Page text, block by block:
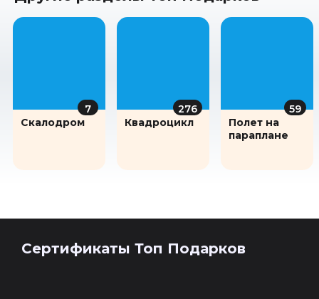
7
Скалодром
276
Квадроцикл
59
Полет на
параплане
Сертификаты Топ Подарков